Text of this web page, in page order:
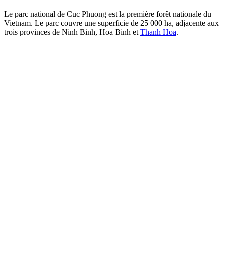
Le parc national de Cuc Phuong est la première forêt nationale du
Vietnam. Le parc couvre une superficie de 25 000 ha, adjacente aux
trois provinces de Ninh Binh, Hoa Binh et Thanh Hoa.